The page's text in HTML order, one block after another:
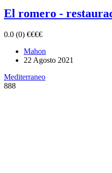
El romero -
0.0 (0) €€€€
Mahon
22 Agosto 2021
Mediterraneo
888